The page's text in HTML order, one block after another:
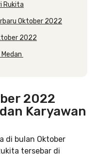
Rukita
Oktober 2022
2022
2022
Karyawan
di bulan Oktober
tersebar di